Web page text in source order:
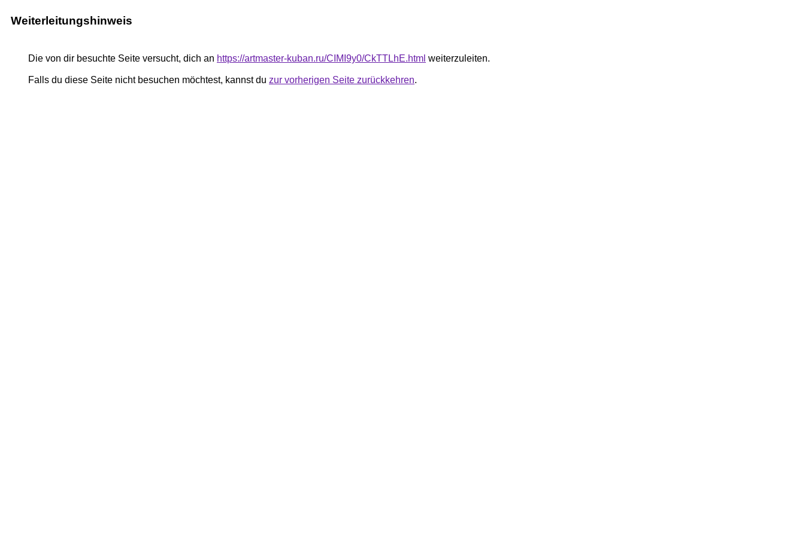
Weiterleitungshinweis
Die von dir besuchte Seite versucht, dich an https://artmaster-kuban.ru/CIMI9y0/CkTTLhE.html weiterzuleiten.
Falls du diese Seite nicht besuchen möchtest, kannst du zur vorherigen Seite zurückkehren.